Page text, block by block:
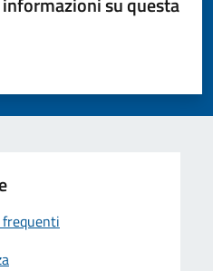
su 5
5
frequenti